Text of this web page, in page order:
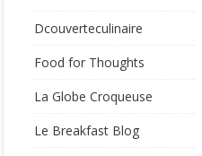
Dcouverteculinaire
Food for Thoughts
La Globe Croqueuse
Le Breakfast Blog